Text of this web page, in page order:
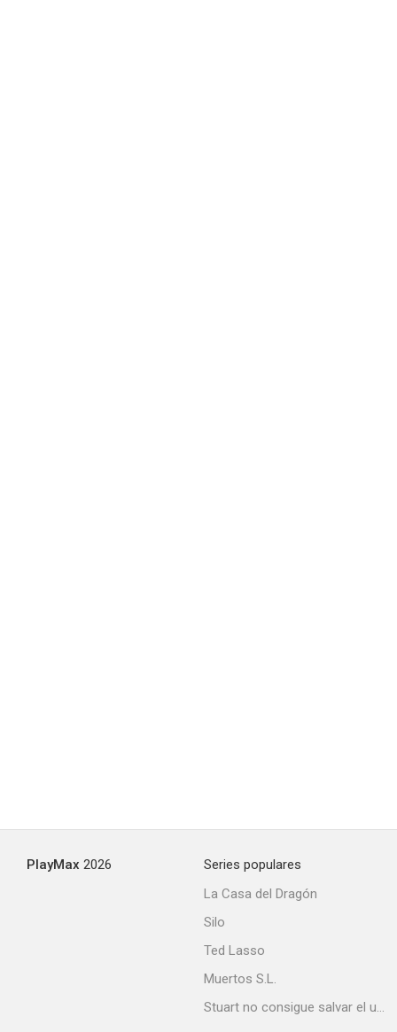
PlayMax 2026
Series populares
La Casa del Dragón
Silo
Ted Lasso
Muertos S.L.
Stuart no consigue salvar el universo